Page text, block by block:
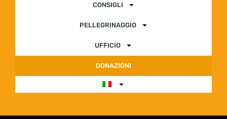
CONSIGLI
PELLEGRINAGGIO
UFFICIO
DONAZIONI